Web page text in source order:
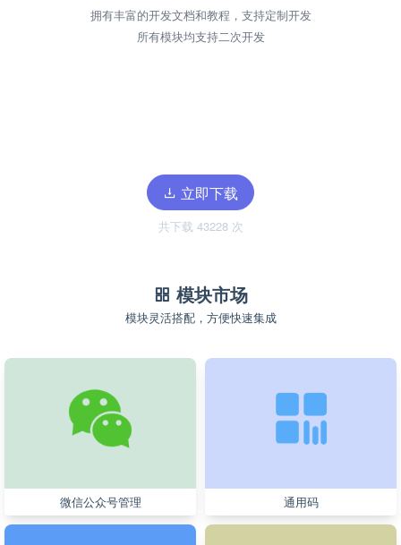
拥有丰富的开发文档和教程，支持定制开发
所有模块均支持二次开发
立即下载
共下载 43228 次
模块市场
模块灵活搭配，方便快速集成
微信公众号管理 通用码